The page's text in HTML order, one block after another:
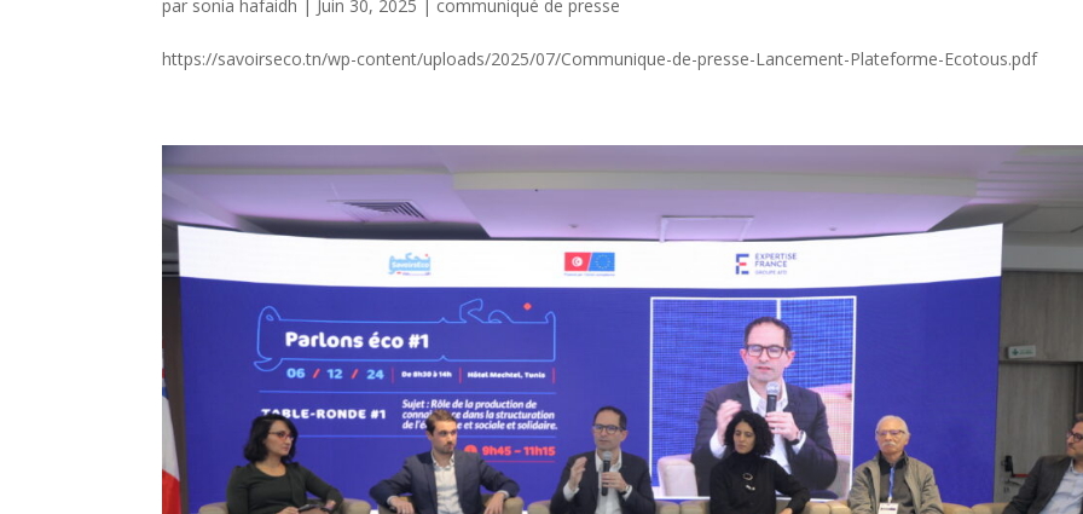
par sonia hafaidh | Juin 30, 2025 | communiqué de presse
https://savoirseco.tn/wp-content/uploads/2025/07/Communique-de-presse-Lancement-Plateforme-Ecotous.pdf